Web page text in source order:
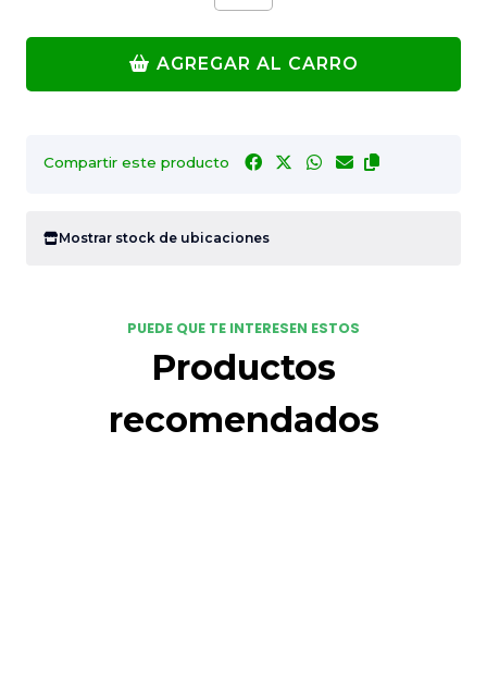
AGREGAR AL CARRO
Compartir este producto
Mostrar stock de ubicaciones
PUEDE QUE TE INTERESEN ESTOS
Productos
recomendados